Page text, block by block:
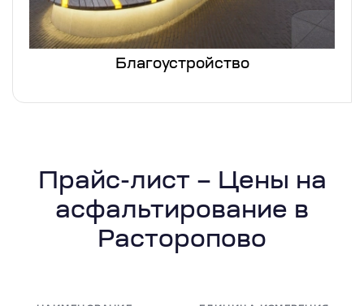
Благоустройство
Прайс-лист – Цены на
асфальтирование в
Расторопово